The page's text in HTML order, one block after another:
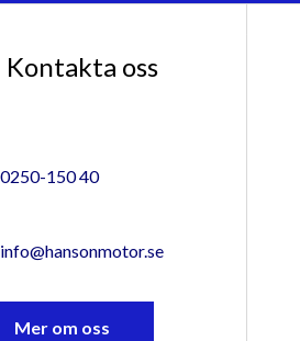
Kontakta oss
150 40
Mer om oss